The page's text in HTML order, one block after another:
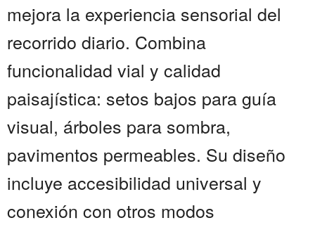
mejora la experiencia sensorial del
recorrido diario. Combina
funcionalidad vial y calidad
paisajística: setos bajos para guía
visual, árboles para sombra,
pavimentos permeables. Su diseño
incluye accesibilidad universal y
conexión con otros modos